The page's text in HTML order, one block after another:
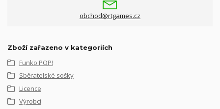
obchod@rtgames.cz
Zboží zařazeno v kategoriích
Funko POP!
Sběratelské sošky
Licence
Výrobci